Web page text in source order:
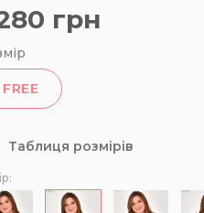
грн
FREE
Таблиця розмірів